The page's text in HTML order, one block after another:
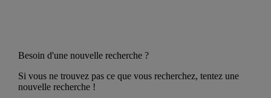
Besoin d'une nouvelle recherche ?
Si vous ne trouvez pas ce que vous recherchez, tentez une
nouvelle recherche !